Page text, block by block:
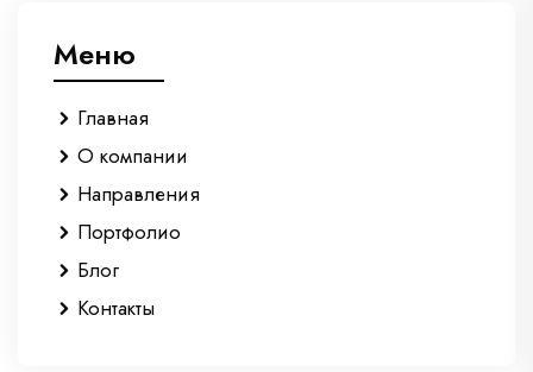
Меню
Главная
О компании
Направления
Портфолио
Блог
Контакты